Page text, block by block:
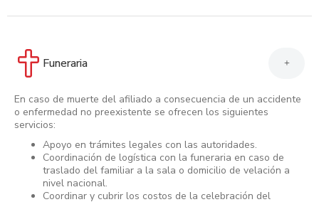
Funeraria +
En caso de muerte del afiliado a consecuencia de un accidente
o enfermedad no preexistente se ofrecen los siguientes
servicios:
Apoyo en trámites legales con las autoridades.
Coordinación de logística con la funeraria en caso de
traslado del familiar a la sala o domicilio de velación a
nivel nacional.
Coordinar y cubrir los costos de la celebración del